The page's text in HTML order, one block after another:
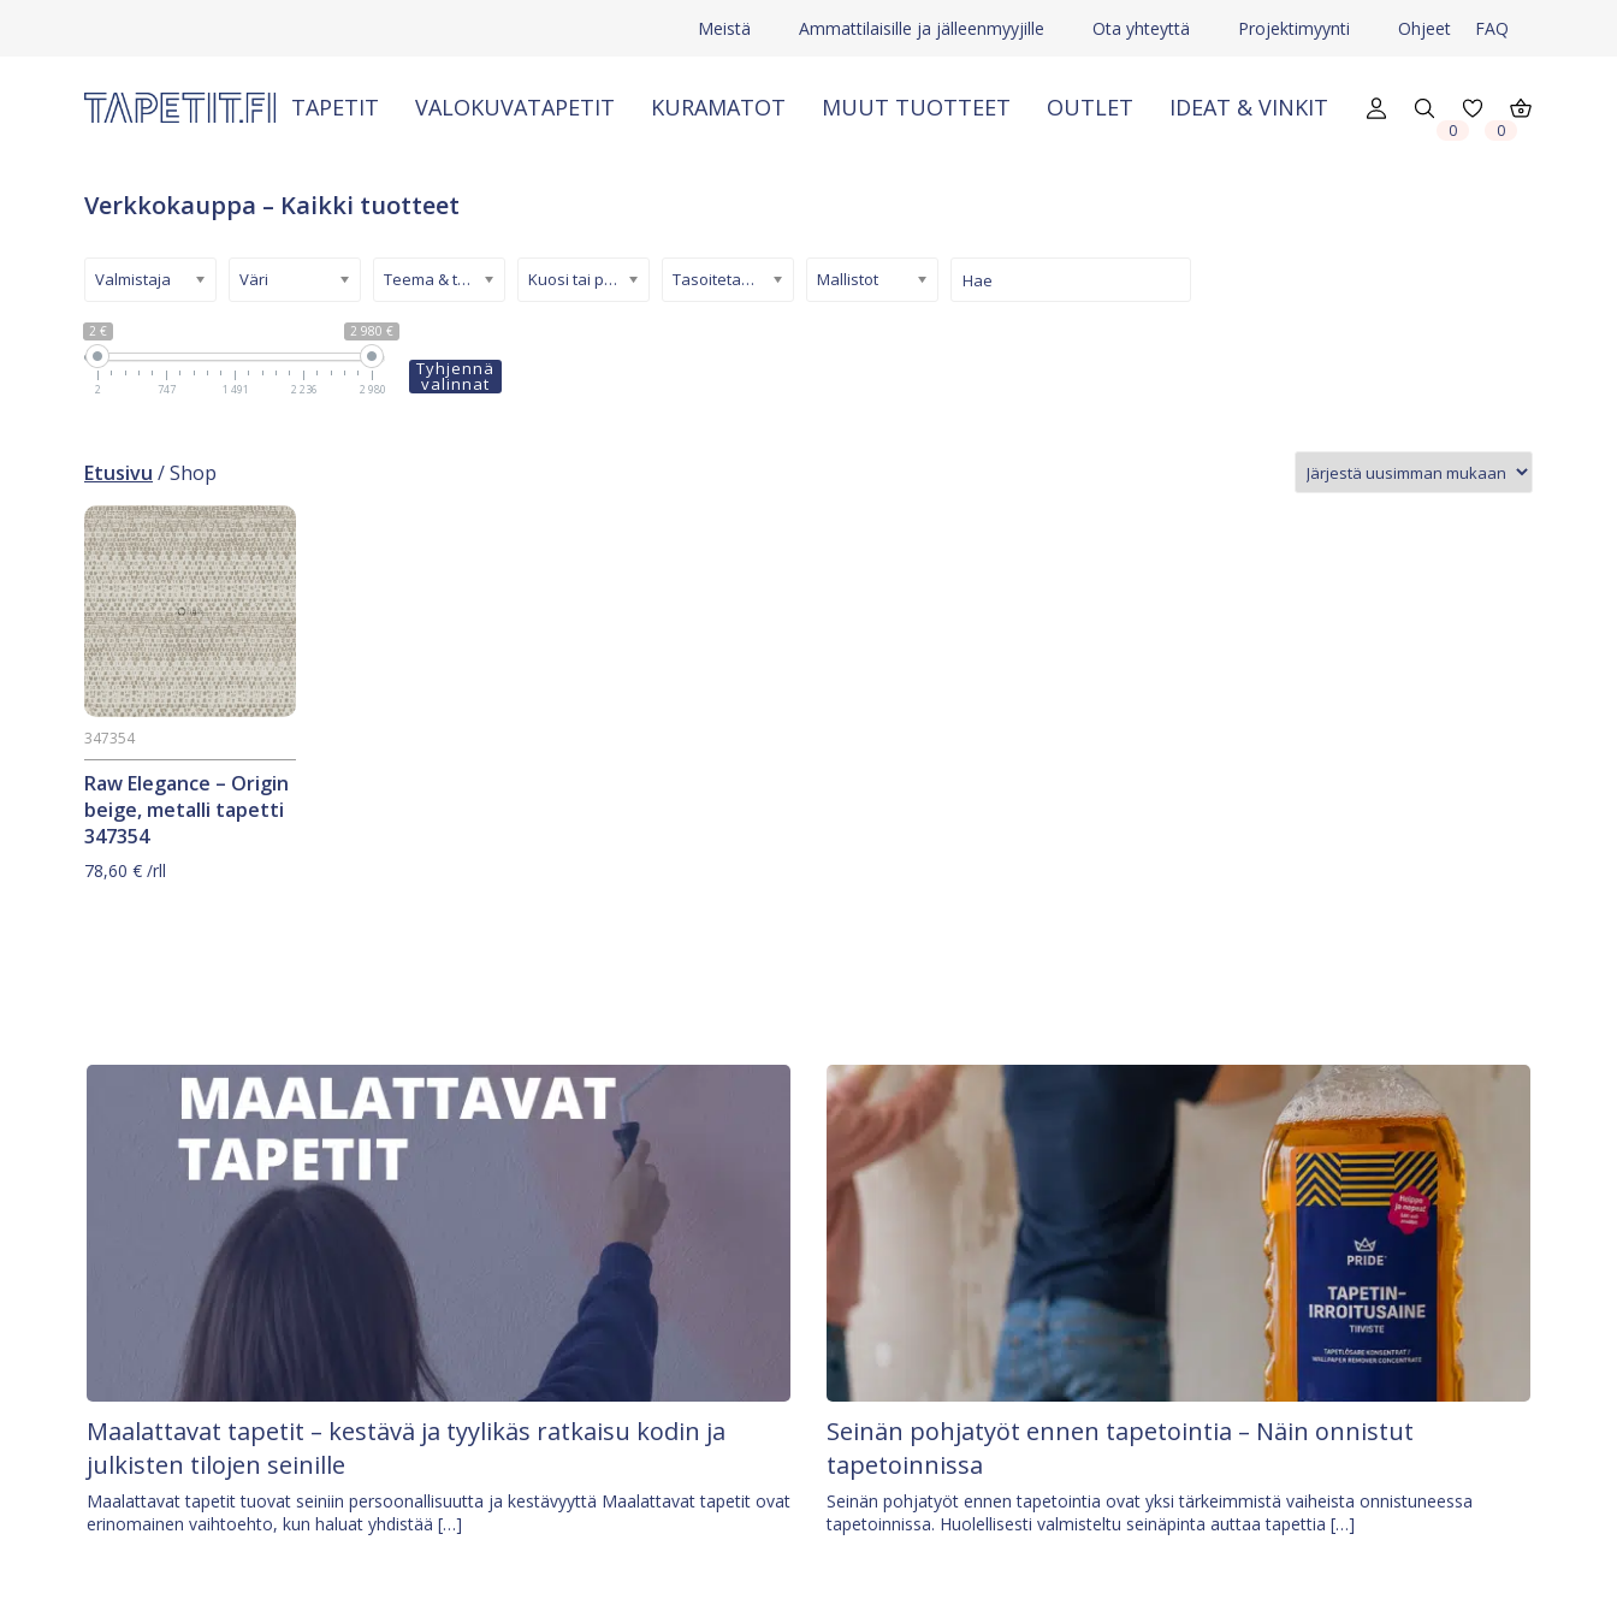
Meistä Ammattilaisille ja jälleenmyyjille Ota yhteyttä Projektimyynti Ohjeet FAQ
TAPETIT VALOKUVATAPETIT KURAMATOT MUUT TUOTTEET OUTLET IDEAT & VINKIT
0 0
Verkkokauppa – Kaikki tuotteet
2 € 2 980 €
2 747 1 491 2 236 2 980
Valmistaja Väri Teema & tyyli Kuosi tai pinta Tasoitetapetti Mallistot
Tyhjennä
valinnat
Etusivu / Shop
Raw Elegance – Origin
beige, metalli tapetti
347354
347354
78,60 € /rll
Maalattavat tapetit – kestävä ja tyylikäs ratkaisu kodin ja
julkisten tilojen seinille
Maalattavat tapetit tuovat seiniin persoonallisuutta ja kestävyyttä Maalattavat tapetit ovat
erinomainen vaihtoehto, kun haluat yhdistää […]
Seinän pohjatyöt ennen tapetointia – Näin onnistut
tapetoinnissa
Seinän pohjatyöt ennen tapetointia ovat yksi tärkeimmistä vaiheista onnistuneessa
tapetoinnissa. Huolellisesti valmisteltu seinäpinta auttaa tapettia […]